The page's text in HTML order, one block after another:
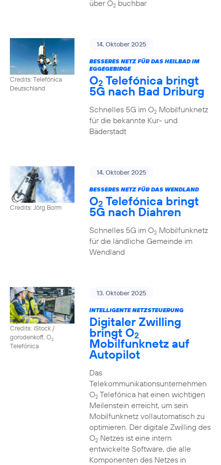
über O2buchbar
Credits: Telefónica
Deutschland
14. Oktober 2025
BESSERES NETZ FÜR DAS HEILBAD IM
EGGEGEBIRGE
O2 Telefónica bringt
5G nach Bad Driburg
Schnelles 5G im O2Mobilfunknetz
für die bekannte Kur- und
Bäderstadt
Credits: Jörg Borm
14. Oktober 2025
BESSERES NETZ FÜR DAS WENDLAND
O2 Telefónica bringt
5G nach Diahren
Schnelles 5G im O2Mobilfunknetz
für die ländliche Gemeinde im
Wendland
Credits: iStock /
gorodenkoff, O2
Telefónica
13. Oktober 2025
INTELLIGENTE NETZSTEUERUNG
Digitaler Zwilling
bringt O2
Mobilfunknetz auf
Autopilot
Das
Telekommunikationsunternehmen
O2Telefónica hat einen wichtigen
Meilenstein erreicht, um sein
Mobilfunknetz vollautomatisch zu
optimieren. Der digitale Zwilling des
O2Netzes ist eine intern
entwickelte Software, die alle
Komponenten des Netzes in